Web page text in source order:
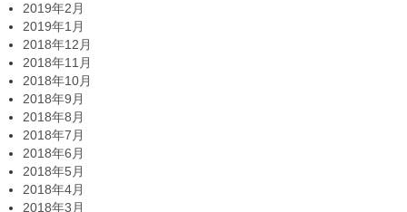
2019年2月
2019年1月
2018年12月
2018年11月
2018年10月
2018年9月
2018年8月
2018年7月
2018年6月
2018年5月
2018年4月
2018年3月